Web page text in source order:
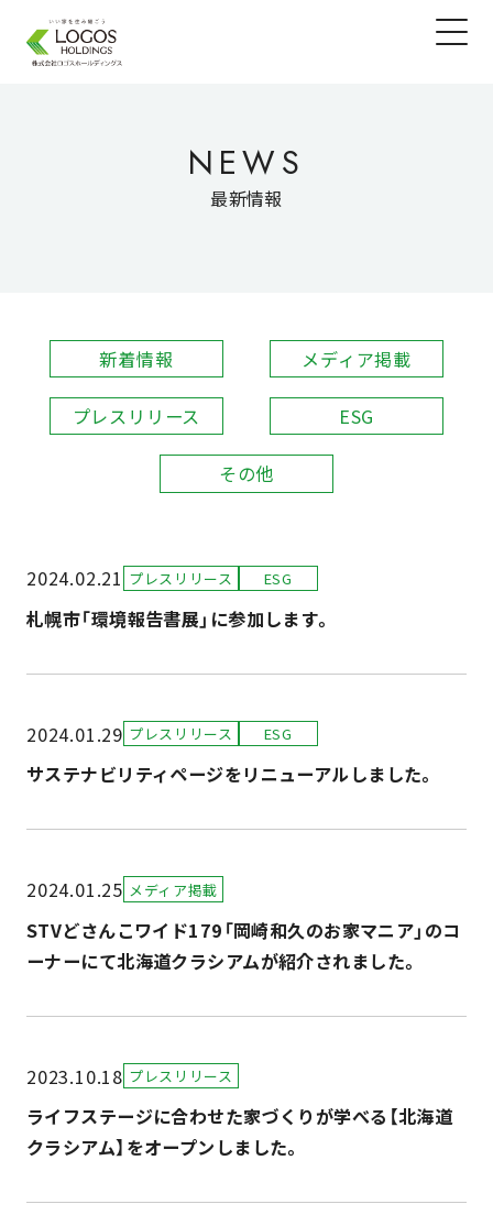
NEWS
最新情報
新着情報 メディア掲載
プレスリリース ESG
その他
2024.02.21 プレスリリース ESG
札幌市「環境報告書展」に参加します。
2024.01.29 プレスリリース ESG
サステナビリティページをリニューアルしました。
2024.01.25 メディア掲載
STVどさんこワイド179「岡崎和久のお家マニア」のコ
ーナーにて北海道クラシアムが紹介されました。
2023.10.18 プレスリリース
ライフステージに合わせた家づくりが学べる【北海道
クラシアム】をオープンしました。